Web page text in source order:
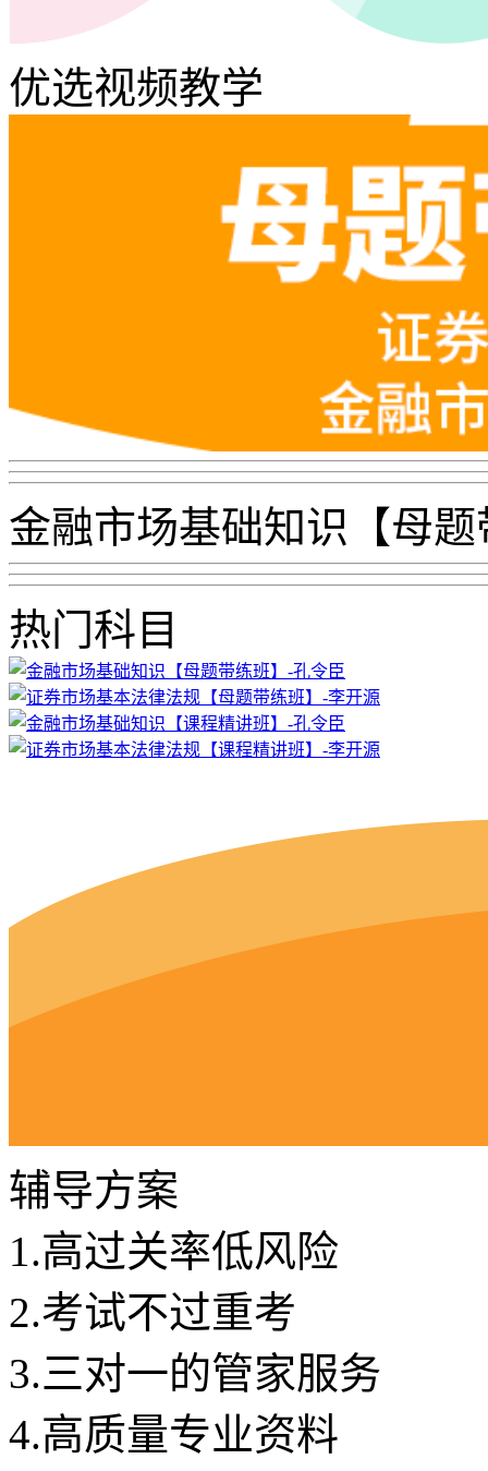
优选视频教学
金融市场基础知识【母
热门科目
辅导方案
1.高过关率低风险
2.考试不过重考
3.三对一的管家服务
4.高质量专业资料